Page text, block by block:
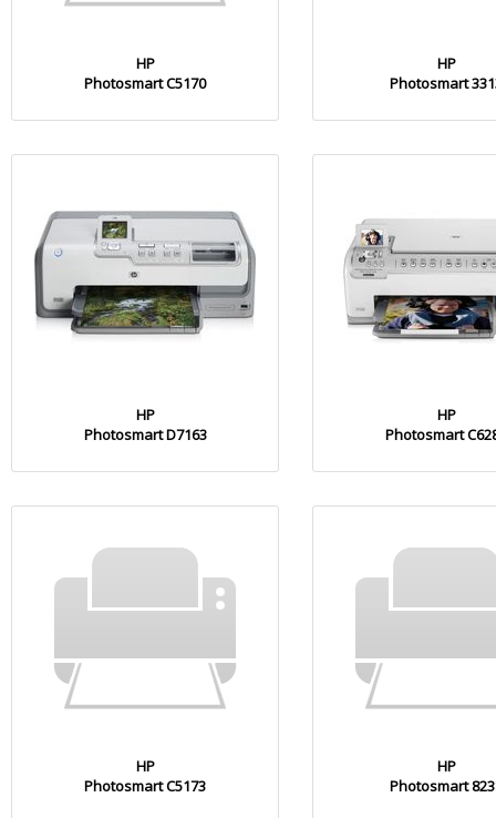
HP
Photosmart C5170
HP
Photosmart
HP
Photosmart D7163
HP
Photosmart
HP
Photosmart C5173
HP
Photosmart